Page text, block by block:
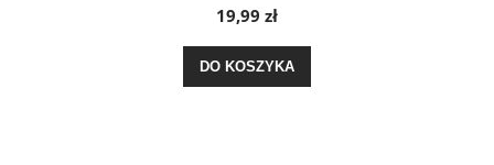
19,99 zł
DO KOSZYKA